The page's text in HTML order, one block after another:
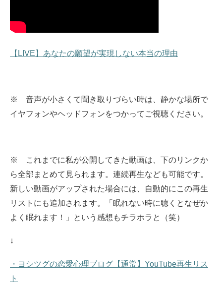
【LIVE】あなたの願望が実現しない本当の理由
※ 音声が小さくて聞き取りづらい時は、静かな場所で
イヤフォンやヘッドフォンをつかってご視聴ください。
※ これまでに私が公開してきた動画は、下のリンクか
ら全部まとめて見られます。 連続再生なども可能です。
新しい動画がアップされた場合には、自動的にこの再生
リストにも追加されます。
「眠れない時に聴くとなぜか
よく眠れます！」という感想もチラホラと（笑）
↓
・ヨシツグの恋愛心理ブログ【通常】YouTube再生リス
ト